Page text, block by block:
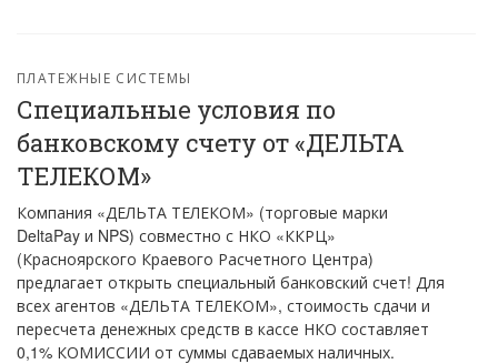
ПЛАТЕЖНЫЕ СИСТЕМЫ
Специальные условия по
банковскому счету от «ДЕЛЬТА
ТЕЛЕКОМ»
Компания «ДЕЛЬТА ТЕЛЕКОМ» (торговые марки
DeltaPay и NPS) совместно с НКО «ККРЦ»
(Красноярского Краевого Расчетного Центра)
предлагает открыть специальный банковский счет! Для
всех агентов «ДЕЛЬТА ТЕЛЕКОМ», стоимость сдачи и
пересчета денежных средств в кассе НКО составляет
0,1% КОМИССИИ от суммы сдаваемых наличных.